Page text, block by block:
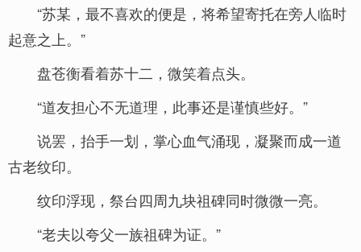
“苏某，最不喜欢的便是，将希望寄托在旁人临时
起意之上。”
盘苍衡看着苏十二，微笑着点头。
“道友担心不无道理，此事还是谨慎些好。”
说罢，抬手一划，掌心血气涌现，凝聚而成一道
古老纹印。
纹印浮现，祭台四周九块祖碑同时微微一亮。
“老夫以夸父一族祖碑为证。”